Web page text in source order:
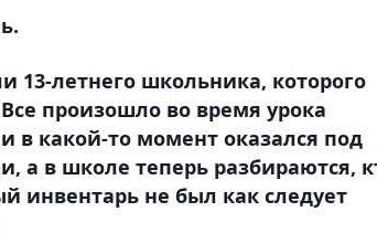
13-летнего школьника, которого
произошло во время урока
в какой-то момент оказался под
а в школе теперь разбираются,
инвентарь не был как следует